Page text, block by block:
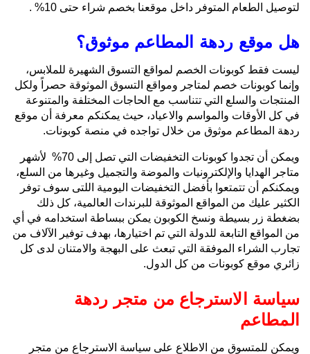
لتوصيل الطعام المتوفر داخل موقعنا بخصم شراء حتى 10% .
هل موقع ردهة المطاعم موثوق؟
ليست فقط كوبونات الخصم لمواقع التسوق الشهيرة للملابس،
وإنما كوبونات خصم لمتاجر ومواقع التسوق الموثوقة حصراً ولكل
المنتجات والسلع التي تتناسب مع الحاجات المختلفة والمتنوعة
في كل الأوقات والمواسم والاعياد، حيث يمكنكم معرفة أن موقع
ردهة المطاعم موثوق من خلال تواجده في منصة كوبونات.
ويمكن أن تجدوا كوبونات التخفيضات التي تصل إلى 70% لأشهر
متاجر الهدايا والإلكترونيات والموضة والتجميل وغيرها من السلع،
ويمكنكم أن تتمتعوا بأفضل التخفيضات اليومية اللتى سوف توفر
الكثير عليك من المواقع الموثوقة للبرندات العالمية، كل ذلك
بضغطة زر بسيطة ونسخ الكوبون يمكن ببساطة استخدامه في أي
من المواقع التابعة للدولة التي تم اختيارها، بهدف توفير الآلاف من
تجارب الشراء الموفقة التي تبعث على البهجة والامتنان لدى كل
زائري موقع كوبونات من كل الدول.
سياسة الاسترجاع من متجر ردهة
المطاعم
ويمكن للمتسوق من الاطلاع على سياسة الاسترجاع من متجر